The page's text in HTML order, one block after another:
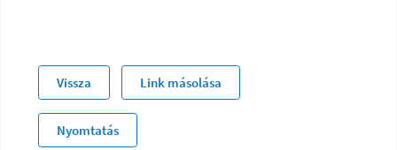
Vissza Link másolása
Nyomtatás